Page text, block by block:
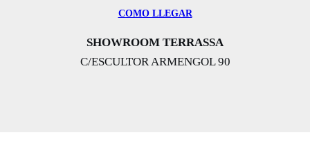
COMO LLEGAR
SHOWROOM TERRASSA
C/ESCULTOR ARMENGOL 90